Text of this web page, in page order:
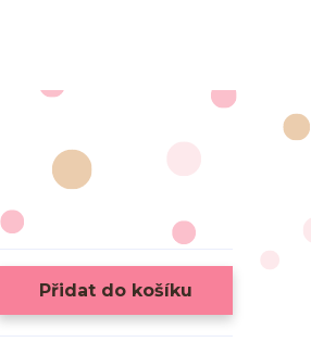
Přidat do košíku